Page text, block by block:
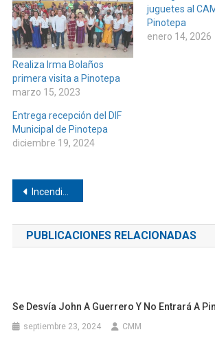
Realiza Irma Bolaños
primera visita a Pinotepa
marzo 15, 2023
juguetes al
Pinotepa
enero 14, 2026
Entrega recepción del DIF
Municipal de Pinotepa
diciembre 19, 2024
Navegación
de
entradas
Incendio en Pinotepa de Don Luis
PUBLICACIONES RELACIONADAS
Se Desvía John A Guerrero Y No Entrará A
septiembre 23, 2024 CMM